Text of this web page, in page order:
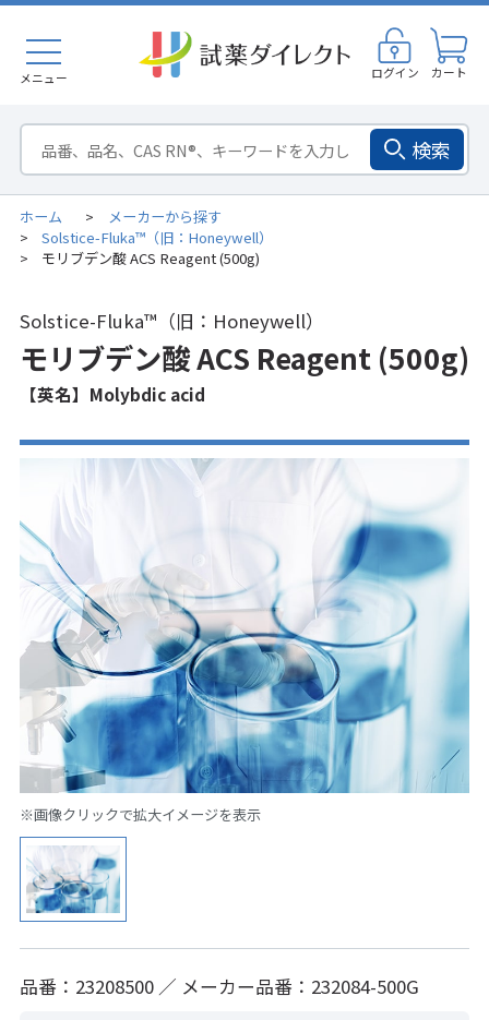
メニュー ログイン カート
検索
ホーム > メーカーから探す
> Solstice-Fluka™（旧：Honeywell）
> モリブデン酸 ACS Reagent (500g)
Solstice-Fluka™（旧：Honeywell）
モリブデン酸 ACS Reagent (500g)
【英名】Molybdic acid
※画像クリックで拡大イメージを表示
品番：23208500 ／ メーカー品番：232084-500G